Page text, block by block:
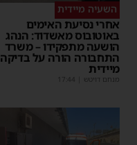
השעיה מיידית
אחרי נסיעת האימים
באוטובוס מאשדוד: הנהג
הושעה מתפקידו – משרד
התחבורה הורה על בדיקה
מיידית
מנחם דויטש 17:44